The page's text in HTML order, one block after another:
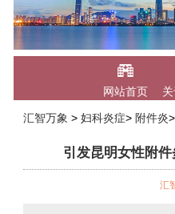
网站首页
汇智万象 > 妇科炎症> 附件炎>
引发昆明女性附
汇